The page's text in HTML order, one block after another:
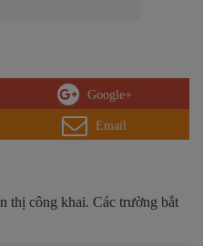
Google+
Email
thị công khai. Các trường bắt